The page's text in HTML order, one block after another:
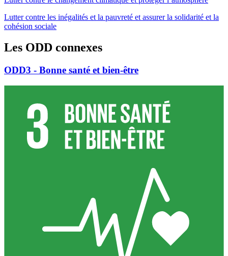
Lutter contre les inégalités et la pauvreté et assurer la solidarité et la
cohésion sociale
Les ODD connexes
ODD3 - Bonne santé et bien-être